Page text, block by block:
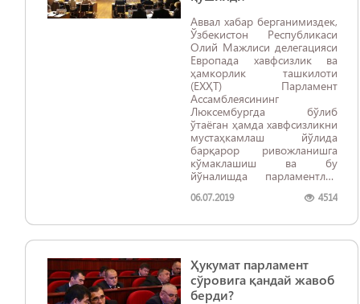
Аввал хабар берганимиздек,
Ўзбекистон Республикаси
Олий Мажлиси делегацияси
Европада хавфсизлик ва
ҳамкорлик ташкилоти
(ЕХҲТ) Парламент
Ассамблеясининг
Люксембургда бўлиб
ўтаёган ҳамда хавфсизликни
мустаҳкамлаш йўлида
барқарор ривожланишга
кўмаклашиш ва бу
йўналишда парламентлар
масалаларига бағишланган
иштирок этмоқда.
06.07.2019 4514
Ҳукумат парламент
сўровига қандай жавоб
берди?